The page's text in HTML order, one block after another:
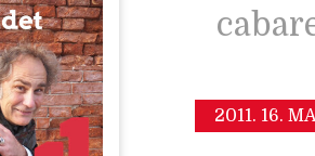
2011. 16.